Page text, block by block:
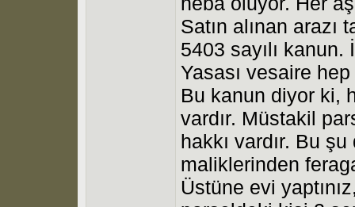
Satın alınan arazı
5403 sayılı
Yasası vesaire
Bu kanun diyor ki,
vardır. Müstakil
hakkı vardır. Bu
maliklerinden
Üstüne evi